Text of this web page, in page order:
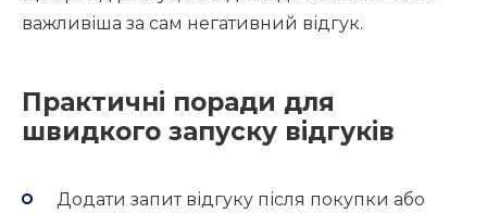
важливіша за сам негативний відгук.
Практичні поради для
швидкого запуску відгуків
Додати запит відгуку після покупки або